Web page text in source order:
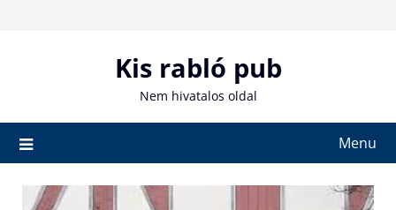
Kis rabló pub
Nem hivatalos oldal
Menu